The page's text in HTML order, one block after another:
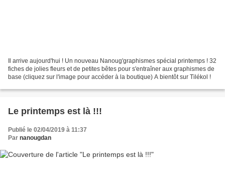
Il arrive aujourd'hui ! Un nouveau Nanoug'graphismes spécial printemps ! 32
fiches de jolies fleurs et de petites bêtes pour s'entraîner aux graphismes de
base (cliquez sur l'image pour accéder à la boutique) A bientôt sur Tilékol !
Le printemps est là !!!
Publié le 02/04/2019 à 11:37
Par nanougdan